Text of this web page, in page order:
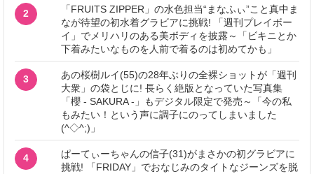
2
「FRUITS ZIPPER」の水色担当“まなふぃ”こと真中ま
なが待望の初水着グラビアに挑戦! 「週刊プレイボー
イ」でメリハリのある美ボディを披露～「ビキニとか
下着みたいなものを人前で着るのは初めてかも」
3
あの桜樹ルイ(55)の28年ぶりの全裸ショットが「週刊
大衆」の袋とじに! 長らく絶版となっていた写真集
「櫻 - SAKURA -」もデジタル限定で発売～「今の私
もみたい！という声に調子にのってしまいました
(^◇^;)」
4
ぱーてぃーちゃんの信子(31)がまさかの初グラビアに
挑戦! 「FRIDAY」でおなじみのタイトなジーンズを脱